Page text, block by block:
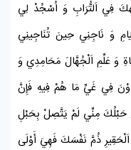
فِي اَلتُّرَابِ وَ اُسْجُدْ لِي
وَ نَاجِنِي حِينَ تُنَاجِينِي
وَ عَلِّمِ اَلْجُهَّالَ مَحَامِدِي وَ
فِي غَيِّ مَا هُمْ فِيهِ فَإِنَّ
حَبْلُكَ مِنِّي لَمْ يَتَّصِلْ بِحَبْلِ
ذُمَّ نَفْسَكَ فَهِيَ أَوْلَى